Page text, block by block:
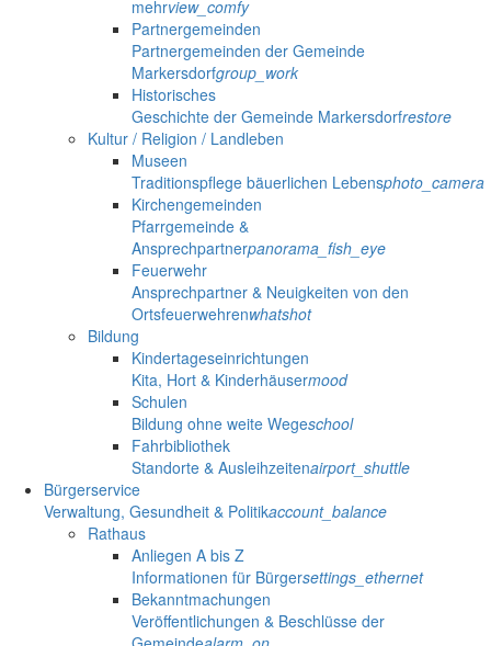
mehrview_comfy
Partnergemeinden
Partnergemeinden der Gemeinde
Markersdorfgroup_work
Historisches
Geschichte der Gemeinde Markersdorfrestore
Kultur / Religion / Landleben
Museen
Traditionspflege bäuerlichen Lebensphoto_camera
Kirchengemeinden
Pfarrgemeinde &
Ansprechpartnerpanorama_fish_eye
Feuerwehr
Ansprechpartner & Neuigkeiten von den
Ortsfeuerwehrenwhatshot
Bildung
Kindertageseinrichtungen
Kita, Hort & Kinderhäusermood
Schulen
Bildung ohne weite Wegeschool
Fahrbibliothek
Standorte & Ausleihzeitenairport_shuttle
Bürgerservice
Verwaltung, Gesundheit & Politikaccount_balance
Rathaus
Anliegen A bis Z
Informationen für Bürgersettings_ethernet
Bekanntmachungen
Veröffentlichungen & Beschlüsse der